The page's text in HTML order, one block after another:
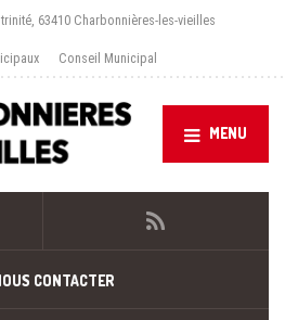
63410 Charbonnières-les-vieilles
Conseil Municipal
MENU
CONTACTER